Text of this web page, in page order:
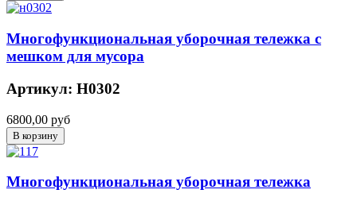
Многофункциональная уборочная тележка c
мешком для мусора
Артикул: Н0302
6800,00 руб
Многофункциональная уборочная тележка